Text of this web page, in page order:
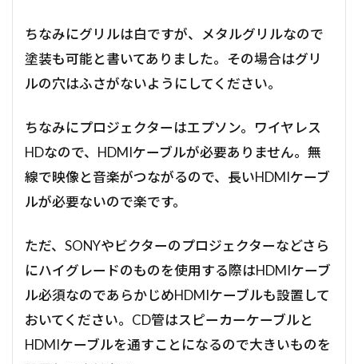
ちなみにグリルは白ですが、メタルグリルなので
塗装も可能と書いてありました。その場合はグリ
ルの穴はふさがないようにしてください。
ちなみにプロジェクターはエプソン。ワイヤレス
HDなので、HDMIケーブルが必要ありません。無
線で映像と音楽がつながるので、長いHDMIケーブ
ルが必要ないので楽です。
ただ、SONYやビクターのプロジェクターなどさら
にハイグレードのものを使用する際はHDMIケーブ
ル必須なのであらかじめHDMIケーブルも設置して
おいてください。CD管はスピーカーケーブルと
HDMIケーブルを通すことになるので大きいものを